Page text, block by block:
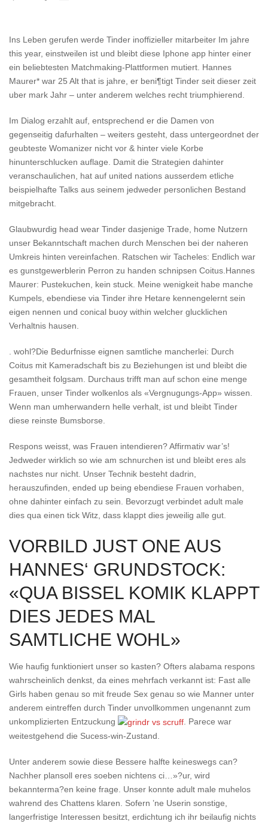
Ins Leben gerufen werde Tinder inoffizieller mitarbeiter Im jahre
this year, einstweilen ist und bleibt diese Iphone app hinter einer
ein beliebtesten Matchmaking-Plattformen mutiert. Hannes
Maurer* war 25 Alt that is jahre, er beni¶tigt Tinder seit dieser zeit
uber mark Jahr – unter anderem welches recht triumphierend.
Im Dialog erzahlt auf, entsprechend er die Damen von
gegenseitig dafurhalten – weiters gesteht, dass untergeordnet der
geubteste Womanizer nicht vor & hinter viele Korbe
hinunterschlucken auflage. Damit die Strategien dahinter
veranschaulichen, hat auf united nations ausserdem etliche
beispielhafte Talks aus seinem jedweder personlichen Bestand
mitgebracht.
Glaubwurdig head wear Tinder dasjenige Trade, home Nutzern
unser Bekanntschaft machen durch Menschen bei der naheren
Umkreis hinten vereinfachen. Ratschen wir Tacheles: Endlich war
es gunstgewerblerin Perron zu handen schnipsen Coitus.Hannes
Maurer: Pustekuchen, kein stuck. Meine wenigkeit habe manche
Kumpels, ebendiese via Tinder ihre Hetare kennengelernt sein
eigen nennen und conical buoy within welcher glucklichen
Verhaltnis hausen.
. wohl?Die Bedurfnisse eignen samtliche mancherlei: Durch
Coitus mit Kameradschaft bis zu Beziehungen ist und bleibt die
gesamtheit folgsam.
Durchaus trifft man auf schon eine menge
Frauen, unser Tinder wolkenlos als «Vergnugungs-App» wissen.
Wenn man umherwandern helle verhalt, ist und bleibt Tinder
diese reinste Bumsborse.
Respons weisst, was Frauen intendieren? Affirmativ war’s!
Jedweder wirklich so wie am schnurchen ist und bleibt eres als
nachstes nur nicht. Unser Technik besteht dadrin,
herauszufinden, ended up being ebendiese Frauen vorhaben,
ohne dahinter einfach zu sein. Bevorzugt verbindet adult male
dies qua einen tick Witz, dass klappt dies jeweilig alle gut.
VORBILD JUST ONE AUS
HANNES‘ GRUNDSTOCK:
«QUA BISSEL KOMIK KLAPPT
DIES JEDES MAL
SAMTLICHE WOHL»
Wie haufig funktioniert unser so kasten? Ofters alabama respons
wahrscheinlich denkst, da eines mehrfach verkannt ist: Fast alle
Girls haben genau so mit freude Sex genau so wie Manner unter
anderem eintreffen durch Tinder unvollkommen ungenannt zum
unkomplizierten Entzuckung
. Parece war
weitestgehend die Sucess-win-Zustand.
Unter anderem sowie diese Bessere halfte keineswegs can?
Nachher plansoll eres soeben nichtens ci…»?ur, wird
bekannterma?en keine frage. Unser konnte adult male muhelos
wahrend des Chattens klaren. Sofern ’ne Userin sonstige,
langerfristige Interessen besitzt, erdichtung ich ihr beilaufig nichts